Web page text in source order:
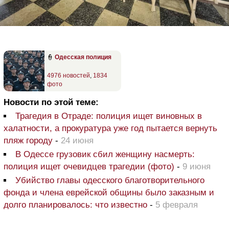
👮 Одесская полиция
4976 новостей 1834
фото
Новости по этой теме:
Трагедия в Отраде: полиция ищет виновных в
халатности, а прокуратура уже год пытается вернуть
пляж городу - 24 июня
В Одессе грузовик сбил женщину насмерть:
полиция ищет очевидцев трагедии (фото) - 9 июня
Убийство главы одесского благотворительного
фонда и члена еврейской общины было заказным и
долго планировалось: что известно - 5 февраля